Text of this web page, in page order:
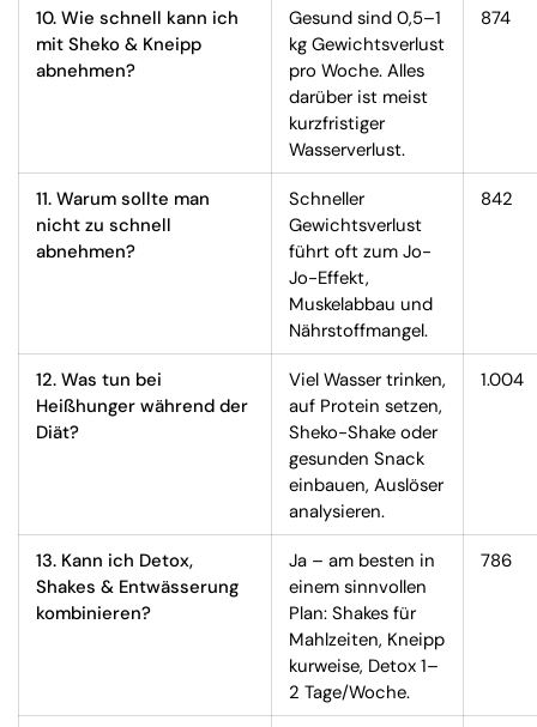
10. Wie schnell kann ich
mit Sheko & Kneipp
abnehmen?
Gesund sind 0,5–1
kg Gewichtsverlust
pro Woche. Alles
darüber ist meist
kurzfristiger
Wasserverlust.
874
11. Warum sollte man
nicht zu schnell
abnehmen?
Schneller
Gewichtsverlust
führt oft zum Jo-
Jo-Effekt,
Muskelabbau und
Nährstoffmangel.
842
12. Was tun bei
Heißhunger während der
Diät?
Viel Wasser trinken,
auf Protein setzen,
Sheko-Shake oder
gesunden Snack
einbauen, Auslöser
analysieren.
1.004
13. Kann ich Detox,
Shakes & Entwässerung
kombinieren?
Ja – am besten in
einem sinnvollen
Plan: Shakes für
Mahlzeiten, Kneipp
kurweise, Detox 1–
2 Tage/Woche.
786